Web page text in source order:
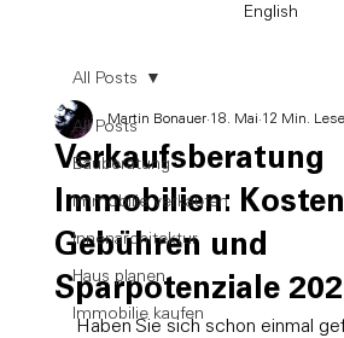
English
All Posts
Bauberatung
Immobilie verkaufen
Innenarchitektur
Haus planen
Immobilie kaufen
All Posts
Verkaufsberatung
Immobilien:
Gebühren und
Sparpotenziale
Martin Bonauer 18. Mai 12 Min.
Haben Sie sich schon einmal